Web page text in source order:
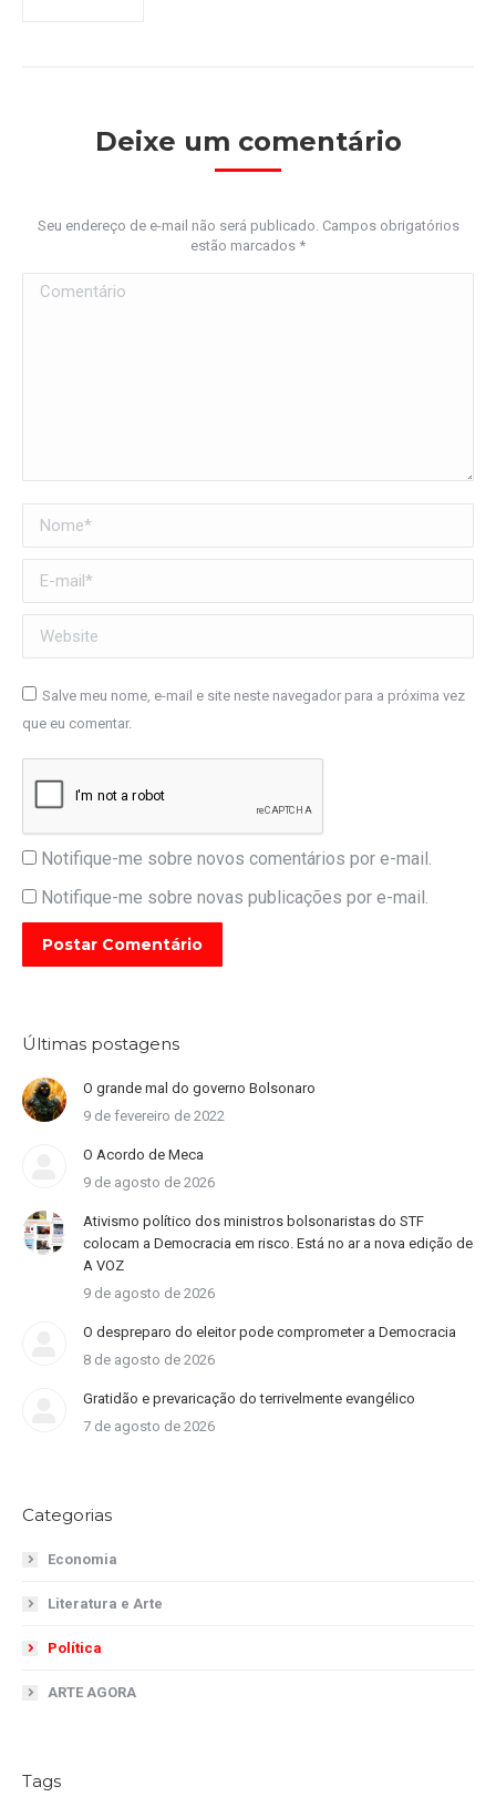
Deixe um comentário
Seu endereço de e-mail não será publicado. Campos obrigatórios
estão marcados *
Comentário
Nome *
E-mail *
Website
Salve meu nome, e-mail e site neste navegador para a próxima vez
que eu comentar.
Notifique-me sobre novos comentários por e-mail.
Notifique-me sobre novas publicações por e-mail.
Postar Comentário
Últimas postagens
O grande mal do governo Bolsonaro
9 de fevereiro de 2022
O Acordo de Meca
9 de agosto de 2026
Ativismo político dos ministros bolsonaristas do STF
colocam a Democracia em risco. Está no ar a nova edição de
A VOZ
9 de agosto de 2026
O despreparo do eleitor pode comprometer a Democracia
8 de agosto de 2026
Gratidão e prevaricação do terrivelmente evangélico
7 de agosto de 2026
Categorias
Economia
Literatura e Arte
Política
ARTE AGORA
Tags